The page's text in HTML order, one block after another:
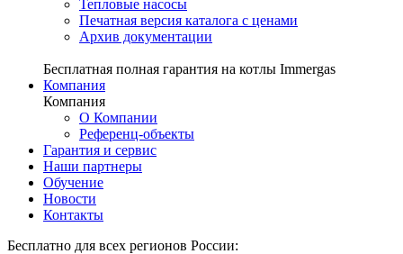
Тепловые насосы
Печатная версия каталога с ценами
Архив документации
Бесплатная полная гарантия на котлы Immergas
Компания
Компания
О Компании
Референц-объекты
Гарантия и сервис
Наши партнеры
Обучение
Новости
Контакты
Бесплатно для всех регионов России: